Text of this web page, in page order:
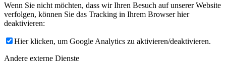
Wenn Sie nicht möchten, dass wir Ihren Besuch auf unserer Website
verfolgen, können Sie das Tracking in Ihrem Browser hier
deaktivieren:
Hier klicken, um Google Analytics zu aktivieren/deaktivieren.
Andere externe Dienste